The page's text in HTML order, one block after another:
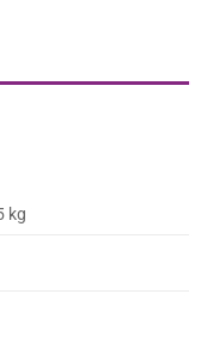
kg